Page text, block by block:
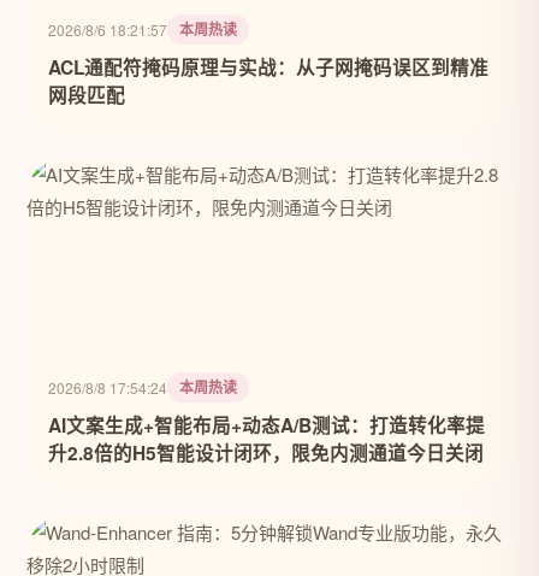
2026/8/6 18:21:57 本周热读
ACL通配符掩码原理与实战：从子网掩码误区到精准
网段匹配
2026/8/8 17:54:24 本周热读
AI文案生成+智能布局+动态A/B测试：打造转化率提
升2.8倍的H5智能设计闭环，限免内测通道今日关闭